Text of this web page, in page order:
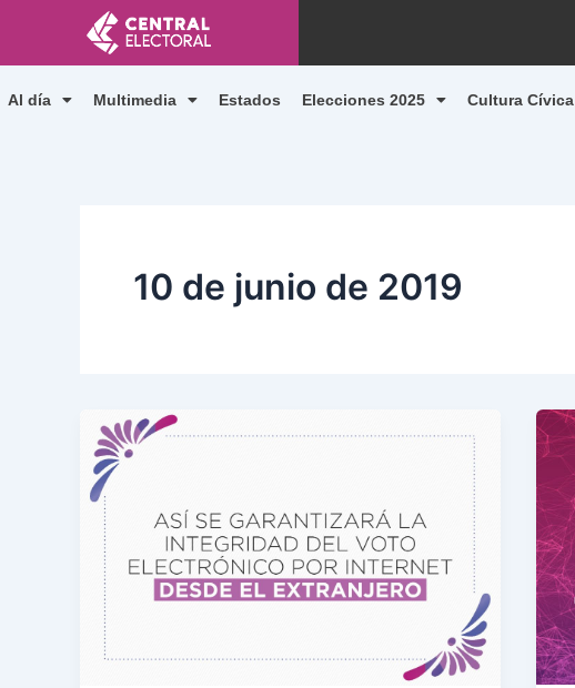
contenido
Al día Multimedia Estados Elecciones 2025 Cultura Cívica
10 de junio de 2019